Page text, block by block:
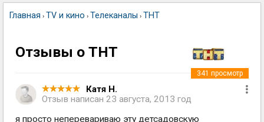
Главная › TV и кино › Телеканалы › ТНТ
Отзывы о ТНТ
Катя Н.
Отзыв написан 23 августа, 2013 год
341 просмотр
я просто неперевариваю эту детсадовскую